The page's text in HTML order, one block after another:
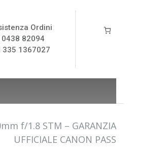
Ordini
0438 82094
335 1367027
f/1.8 STM – GARANZIA
UFFICIALE CANON PASS